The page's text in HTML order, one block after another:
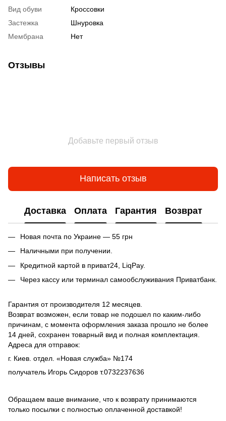
Вид обуви
Кроссовки
Застежка
Шнуровка
Мембрана
Нет
Отзывы
Добавьте первый отзыв
Написать отзыв
Доставка Оплата Гарантия Возврат
Новая почта по Украине — 55 грн
Наличными при получении.
Кредитной картой в приват24, LiqPay.
Через кассу или терминал самообслуживания Приватбанк.
Гарантия от производителя 12 месяцев.
Возврат возможен, если товар не подошел по каким-либо
причинам, с момента оформления заказа прошло не более
14 дней, сохранен товарный вид и полная комплектация.
Адреса для отправок:
г. Киев. отдел. «Новая служба» №174
получатель Игорь Сидоров т.0732237636
Обращаем ваше внимание, что к возврату принимаются
только посылки с полностью оплаченной доставкой!